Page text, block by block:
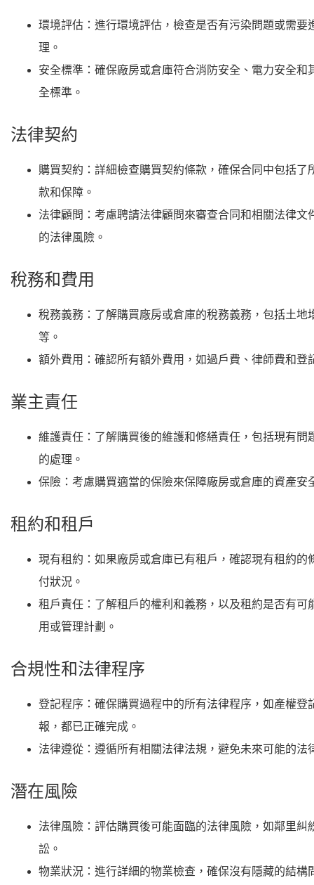
環境評估 ：進行環境評估，檢查是否有污染問題或需要
理。
安全標準 ：確保廠房或倉庫符合消防安全、電力安全和
全標準。
法律契約
購買契約 ：詳細檢查購買契約條款，確保合同中包括了
款和保障。
法律顧問 ：考慮聘請法律顧問來審查合同和相關法律文
的法律風險。
稅務和費用
稅務義務 ：了解購買廠房或倉庫的稅務義務，包括土地
等。
額外費用 ：確認所有額外費用，如過戶費、律師費和登
業主責任
維護責任 ：了解購買後的維護和修繕責任，包括現有問
的處理。
保險 ：考慮購買適當的保險來保障廠房或倉庫的資產安
租約和租戶
現有租約 ：如果廠房或倉庫已有租戶，確認現有租約的
付狀況。
租戶責任 ：了解租戶的權利和義務，以及租約是否有可
用或管理計劃。
合規性和法律程序
登記程序 ：確保購買過程中的所有法律程序，如產權登
報，都已正確完成。
法律遵從 ：遵循所有相關法律法規，避免未來可能的法
潛在風險
法律風險 ：評估購買後可能面臨的法律風險，如鄰里糾
訟。
物業狀況 ：進行詳細的物業檢查，確保沒有隱藏的結構